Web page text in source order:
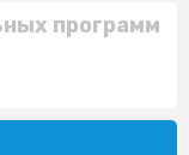
программ